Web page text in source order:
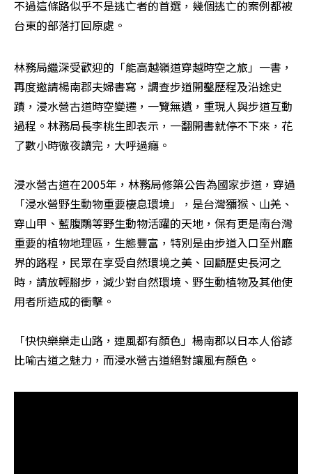
不過這條路似乎不是逃亡者的首選，幾個逃亡的案例都被
台東的部落打回原處。
林務局繼深受歡迎的「能高越嶺道穿越時空之旅」一書，
再度邀請楊南郡夫婦書寫，調查步道開鑿歷程及沿途史
蹟，浸水營古道時空變遷，一覽無遺，重現人與步道互動
過程。林務局長李桃生即表示，一翻開書就停不下來，花
了數小時徹夜讀完，大呼過癮。
浸水營古道在2005年，林務局修築公告為國家步道，穿過
「浸水營野生動物重要棲息環境」，是台灣獼猴、山羌、
穿山甲、藍腹鷴等野生動物活躍的天地，保有更是南台灣
重要的植物地理區，生態豐富，特別是由步道入口至州廳
界的路程，民眾在享受自然環境之美、回顧歷史長河之
時，請放輕腳步，減少對自然環境、野生動植物及其他使
用者所造成的衝擊。
「快快樂樂走山路，連風都有顏色」楊南郡以日本人俗諺
比喻古道之魅力，而浸水營古道絕對讓風有顏色。